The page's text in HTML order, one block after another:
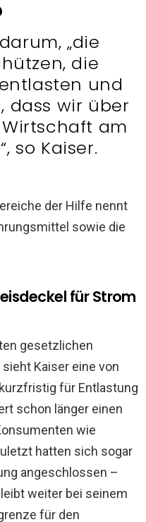
„die
die
und
dass wir über
am
so Kaiser.
der Hilfe nennt
sowie die
für Strom
gesetzlichen
Kaiser eine von
für Entlastung
schon länger einen
wie
hatten sich sogar
angeschlossen –
weiter bei seinem
für den